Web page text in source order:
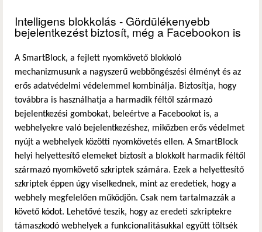
Intelligens blokkolás - Gördülékenyebb
bejelentkezést biztosít, még a Facebookon is
A SmartBlock, a fejlett nyomkövető blokkoló
mechanizmusunk a nagyszerű webböngészési élményt és az
erős adatvédelmi védelemmel kombinálja. Biztosítja, hogy
továbbra is használhatja a harmadik féltől származó
bejelentkezési gombokat, beleértve a Facebookot is, a
webhelyekre való bejelentkezéshez, miközben erős védelmet
nyújt a webhelyek közötti nyomkövetés ellen. A SmartBlock
helyi helyettesítő elemeket biztosít a blokkolt harmadik féltől
származó nyomkövető szkriptek számára. Ezek a helyettesítő
szkriptek éppen úgy viselkednek, mint az eredetiek, hogy a
webhely megfelelően működjön. Csak nem tartalmazzák a
követő kódot. Lehetővé teszik, hogy az eredeti szkriptekre
támaszkodó webhelyek a funkcionalitásukkal együtt töltsék